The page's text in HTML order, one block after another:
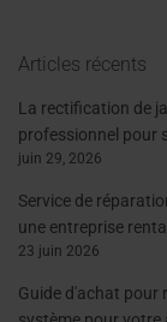
Articles récents
La rectification de
professionnel pour
juin 29, 2026
Service de
une entreprise
23 juin 2026
Guide d'achat pour